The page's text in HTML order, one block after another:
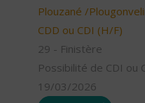
Plouzané /
CDD ou CDI (H/F)
29 - Finistère
Possibilité de CDI ou
19/03/2026